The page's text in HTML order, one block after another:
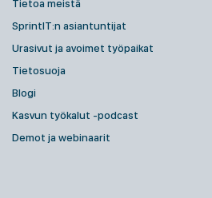
Tietoa meistä
SprintIT:n asiantuntijat
Urasivut ja avoimet työpaikat
Tietosuoja
Blogi
Kasvun työkalut -podcast
Demot ja webinaarit